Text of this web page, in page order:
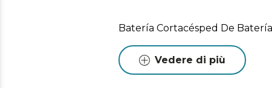
Batería Cortacésped De
Vedere di più